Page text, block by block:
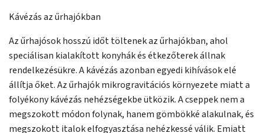
Kávézás az űrhajókban
Az űrhajósok hosszú időt töltenek az űrhajókban, ahol
speciálisan kialakított konyhák és étkezőterek állnak
rendelkezésükre. A kávézás azonban egyedi kihívások elé
állítja őket. Az űrhajók mikrogravitációs környezete miatt a
folyékony kávézás nehézségekbe ütközik. A cseppek nem a
megszokott módon folynak, hanem gömbökké alakulnak, és
megszokott italok elfogyasztása nehézkessé válik. Emiatt